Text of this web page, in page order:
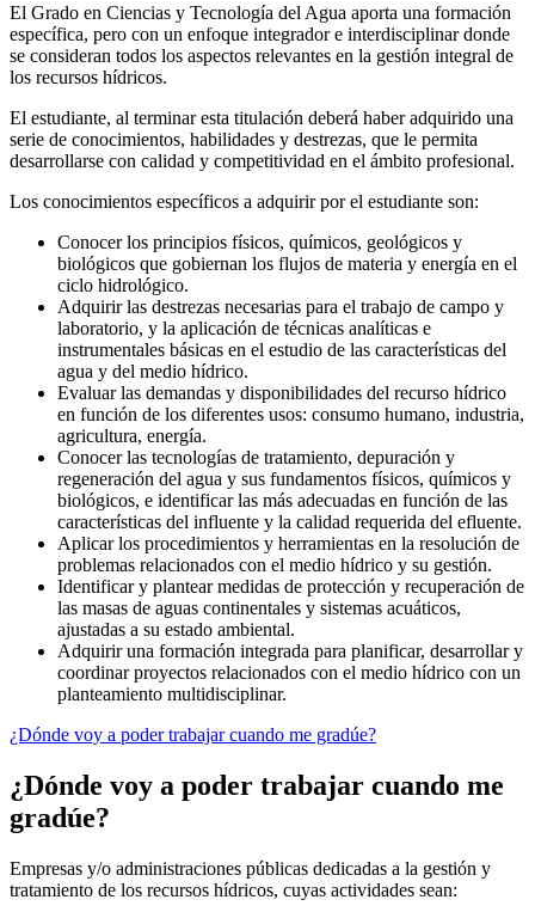
El Grado en Ciencias y Tecnología del Agua aporta una formación
específica, pero con un enfoque integrador e interdisciplinar donde
se consideran todos los aspectos relevantes en la gestión integral de
los recursos hídricos.
El estudiante, al terminar esta titulación deberá haber adquirido una
serie de conocimientos, habilidades y destrezas, que le permita
desarrollarse con calidad y competitividad en el ámbito profesional.
Los conocimientos específicos a adquirir por el estudiante son:
Conocer los principios físicos, químicos, geológicos y
biológicos que gobiernan los flujos de materia y energía en el
ciclo hidrológico.
Adquirir las destrezas necesarias para el trabajo de campo y
laboratorio, y la aplicación de técnicas analíticas e
instrumentales básicas en el estudio de las características del
agua y del medio hídrico.
Evaluar las demandas y disponibilidades del recurso hídrico
en función de los diferentes usos: consumo humano, industria,
agricultura, energía.
Conocer las tecnologías de tratamiento, depuración y
regeneración del agua y sus fundamentos físicos, químicos y
biológicos, e identificar las más adecuadas en función de las
características del influente y la calidad requerida del efluente.
Aplicar los procedimientos y herramientas en la resolución de
problemas relacionados con el medio hídrico y su gestión.
Identificar y plantear medidas de protección y recuperación de
las masas de aguas continentales y sistemas acuáticos,
ajustadas a su estado ambiental.
Adquirir una formación integrada para planificar, desarrollar y
coordinar proyectos relacionados con el medio hídrico con un
planteamiento multidisciplinar.
¿Dónde voy a poder trabajar cuando me gradúe?
¿Dónde voy a poder trabajar cuando me
gradúe?
Empresas y/o administraciones públicas dedicadas a la gestión y
tratamiento de los recursos hídricos, cuyas actividades sean: